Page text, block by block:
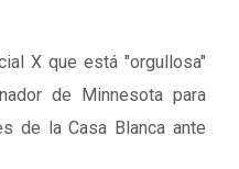
X que está "orgullosa"
de Minnesota para
de la Casa Blanca ante